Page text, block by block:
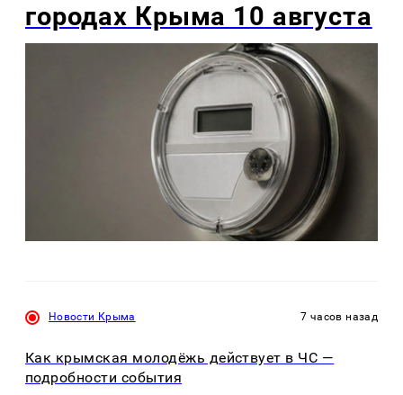
городах Крыма 10 августа
Новости Крыма 7 часов назад
Как крымская молодёжь действует в ЧС —
подробности события